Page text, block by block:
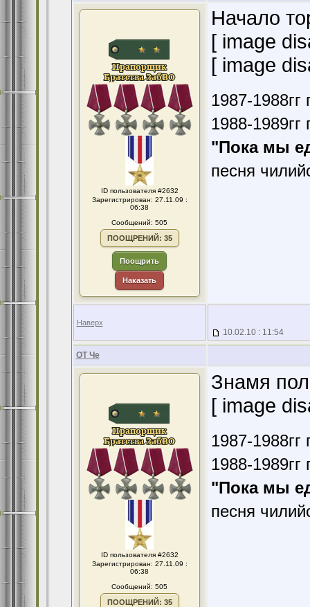
ID пользователя #2632
Зарегистрирован: 27.11.09 :
06:38
Сообщений: 505
ПООЩРЕНИЙ: 35
Поощрить
Наказать
Начало
[ image
[ image
1987-
1988-
"Пока мы
песня
Наверх
10.02.10 : 11:54
ОТ Че
ID пользователя #2632
Зарегистрирован: 27.11.09 :
06:38
Сообщений: 505
ПООЩРЕНИЙ: 35
Знамя
[ image
1987-
1988-
"Пока мы
песня